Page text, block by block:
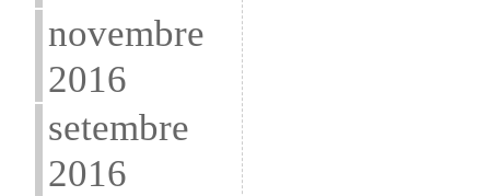
novembre
2016
setembre
2016